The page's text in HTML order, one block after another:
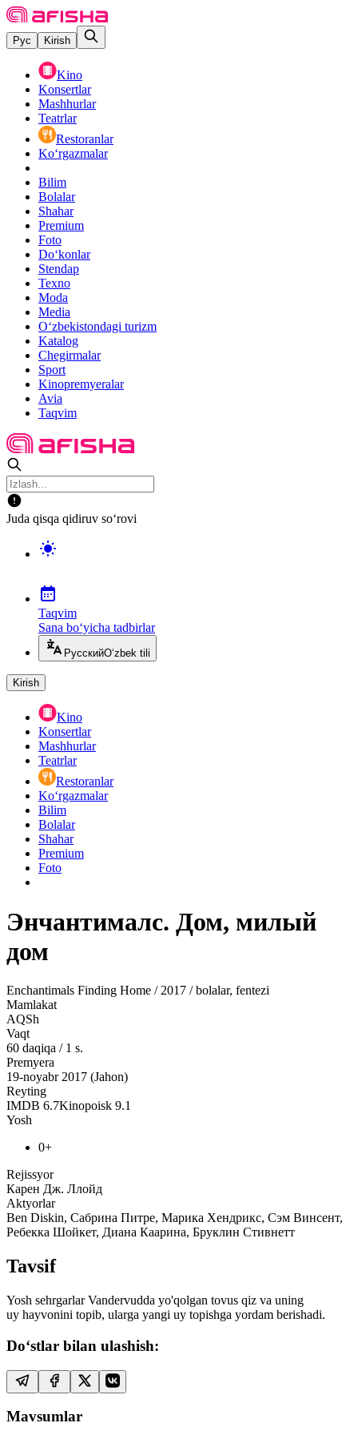
Рус Kirish
Kino
Konsertlar
Mashhurlar
Teatrlar
Restoranlar
Ko‘rgazmalar
Bilim
Bolalar
Shahar
Premium
Foto
Do‘konlar
Stendap
Texno
Moda
Media
O‘zbekistondagi turizm
Katalog
Chegirmalar
Sport
Kinopremyeralar
Avia
Taqvim
Juda qisqa qidiruv so‘rovi
Taqvim
Sana bo‘yicha tadbirlar
РусскийO‘zbek tili
Kirish
Kino
Konsertlar
Mashhurlar
Teatrlar
Restoranlar
Ko‘rgazmalar
Bilim
Bolalar
Shahar
Premium
Foto
Энчантималс. Дом, милый
дом
Enchantimals Finding Home / 2017 / bolalar, fentezi
Mamlakat
AQSh
Vaqt
60 daqiqa / 1 s.
Premyera
19-noyabr 2017 (Jahon)
Reyting
IMDB 6.7Kinopoisk 9.1
Yosh
0+
Rejissyor
Карен Дж. Ллойд
Aktyorlar
Ben Diskin, Сабрина Питре, Марика Хендрикс, Сэм Винсент,
Ребекка Шойкет, Диана Каарина, Бруклин Стивнетт
Tavsif
Yosh sehrgarlar Vandervudda yo'qolgan tovus qiz va uning
uy hayvonini topib, ularga yangi uy topishga yordam berishadi.
Do‘stlar bilan ulashish:
Mavsumlar